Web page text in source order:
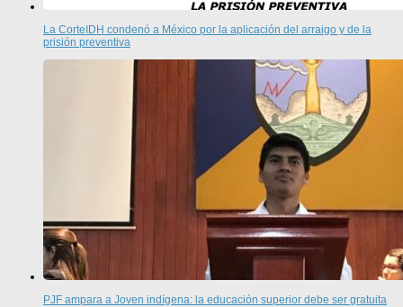
La CorteIDH condenó a México por la aplicación del arraigo y de la
prisión preventiva
PJF ampara a Joven indígena: la educación superior debe ser gratuita